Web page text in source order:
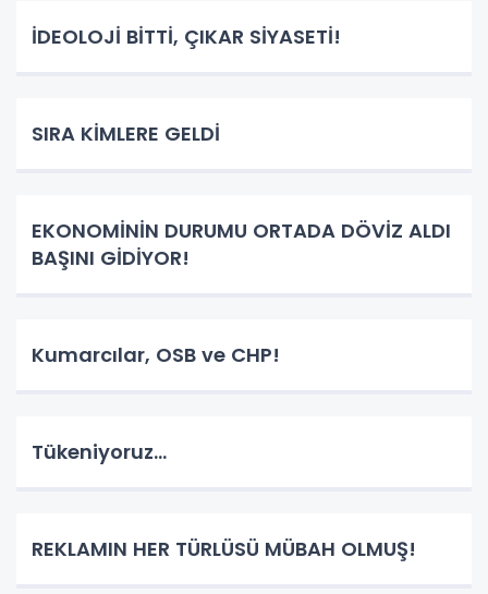
İDEOLOJİ BİTTİ, ÇIKAR SİYASETİ!
SIRA KİMLERE GELDİ
EKONOMİNİN DURUMU ORTADA DÖVİZ ALDI
BAŞINI GİDİYOR!
Kumarcılar, OSB ve CHP!
Tükeniyoruz...
REKLAMIN HER TÜRLÜSÜ MÜBAH OLMUŞ!